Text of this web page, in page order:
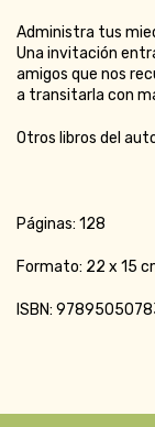
Administra tus
Una invitación
amigos que nos
a transitarla con
Otros libros del
Páginas: 128
Formato: 22 x 15
ISBN: